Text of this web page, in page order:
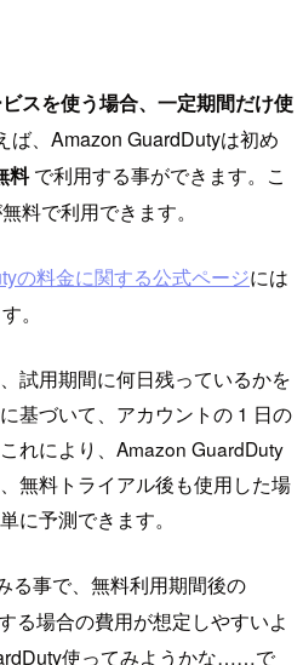
スを使う場合、一定期間だけ使
ば、Amazon Guard​Dutyは初め
料で利用する事ができます。こ
料で利用できます。
の料金に関する公式ページには
。
試用期間に何日残っているかを
基づいて、アカウントの 1 日の
れにより、Amazon GuardDuty
無料トライアル後も使用した場
に予測できます。
る事で、無料利用期間後の
る場合の費用が想定しやすいよ
使ってみようかな……で